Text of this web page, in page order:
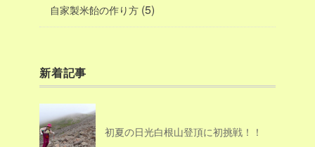
自家製米飴の作り方 (5)
新着記事
初夏の日光白根山登頂に初挑戦！！